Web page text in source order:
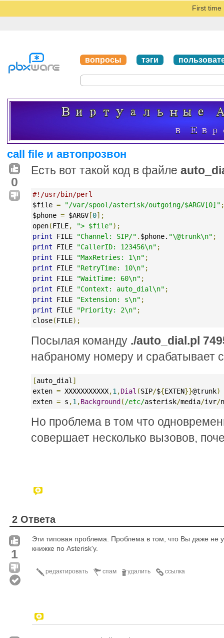
First time
вопросы тэги
call file и автопрозвон
0
Есть вот такой код в файле
#!/usr/bin/perl
$file = "/var/spool/asterisk/outgoing/$ARGV[0]" ;
$phone = $ARGV[0];
open(FILE, "> $file");
print FILE "Channel: SIP/" . $phone. "\@trunk\n" ;
print FILE "CallerID: 123456\n" ;
print FILE "MaxRetries: 1\n" ;
print FILE "RetryTime: 10\n" ;
print FILE "WaitTime: 60\n" ;
print FILE "Context: auto_dial\n" ;
print FILE "Extension: s\n" ;
print FILE "Priority: 2\n" ;
close(FILE);
Посылая команду ./auto_dial.pl
набраному номеру и срабатывает
[auto_dial ]
exten = XXXXXXXXXXX,1 ,Dial (SIP/${EXTEN}}@trunk)
exten = s ,1 ,Background( /etc/asterisk/media/ivr/
Но проблема в том что
совершает несколько вызовов,
2 Ответа
1
Эти типовая проблема. Проблема в том, что Вы даже не
книжке по Asterisk'у.
ссылка
удалить
спам
редактировать